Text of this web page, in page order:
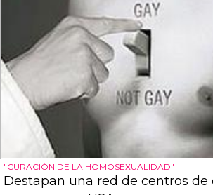
"CURACIÓN DE LA HOMOSEXUALIDAD"
Destapan una red de centros de